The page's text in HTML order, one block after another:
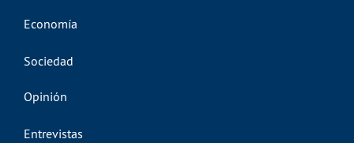
Economía
Sociedad
Opinión
Entrevistas